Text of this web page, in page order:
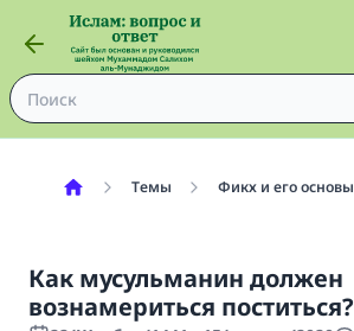
Темы Фикх и его основы
Как мусульманин должен
вознамериться поститься?